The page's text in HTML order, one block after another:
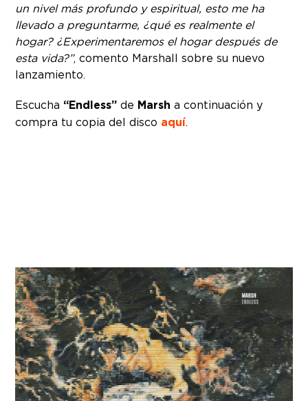
un nivel más profundo y espiritual, esto me ha
llevado a preguntarme, ¿qué es realmente el
hogar? ¿Experimentaremos el hogar después de
esta vida?”, comento Marshall sobre su nuevo
lanzamiento.
Escucha “Endless” de Marsh a continuación y
compra tu copia del disco aquí.